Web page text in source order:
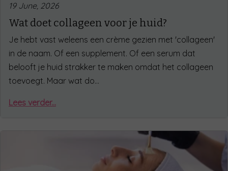
19 June, 2026
Wat doet collageen voor je huid?
Je hebt vast weleens een crème gezien met 'collageen'
in de naam. Of een supplement. Of een serum dat
belooft je huid strakker te maken omdat het collageen
toevoegt. Maar wat do…
Lees verder...